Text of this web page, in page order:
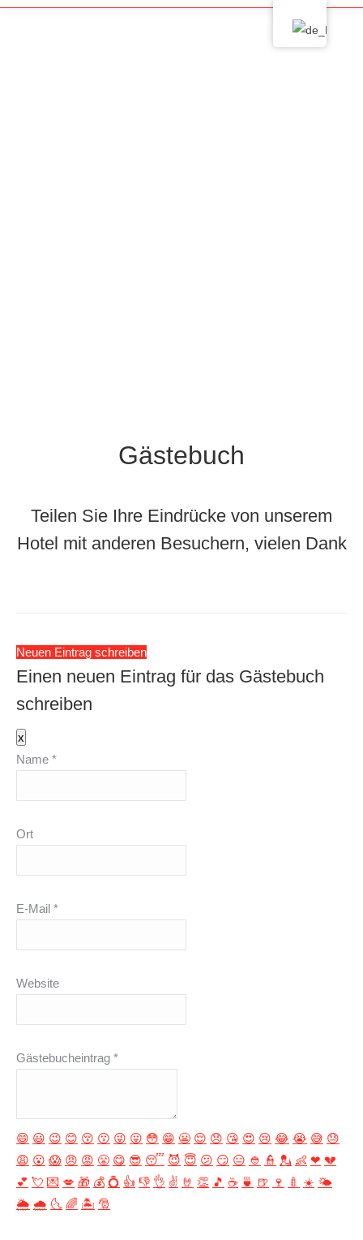
Gästebuch
Teilen Sie Ihre Eindrücke von unserem
Hotel mit anderen Besuchern, vielen Dank
Einen neuen Eintrag für das Gästebuch
schreiben
x
Formular
ausblenden
Name *
Ort
E-Mail *
Website
Gästebucheintrag *
😄 😃 😉 😊 😚 😗 😜 😛 😳 😁 😬 😌 😞 😘 😍 😢 😂 😭 😅 😓
😩 😮 😱 😠 😡 😤 😋 😎 😴 😈 😇 😕 😏 😑 👲 👮 💂 👶 ❤ 💔
💕 💘 💌 💋 🎁 💰 💍 👍 👎 👌 ✌️ 🤘 👏 🎵 ☕️ 🍵 🍺 🍷 🍼 ☀️ 🌤
🌦 🌧 🌜 🌈 🏝 🎅